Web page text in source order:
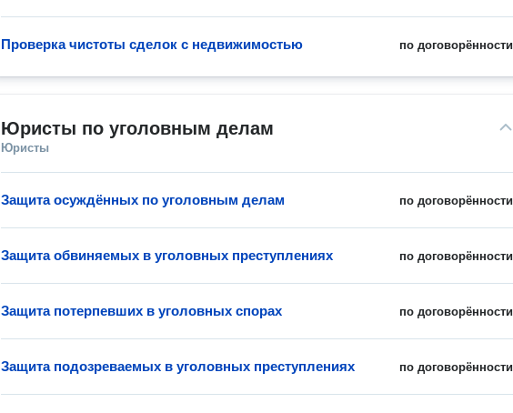
по договорённости
Проверка чистоты сделок с недвижимостью
Юристы по уголовным делам
Юристы
по договорённости
Защита осуждённых по уголовным делам
по договорённости
Защита обвиняемых в уголовных преступлениях
по договорённости
Защита потерпевших в уголовных спорах
по договорённости
Защита подозреваемых в уголовных преступлениях